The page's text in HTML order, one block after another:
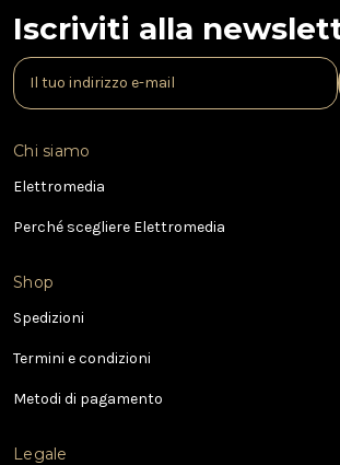
Iscriviti alla
I
n
r
i
z
e
m
i
l
Chi siamo
Elettromedia
Perché scegliere Elettromedia
Shop
Spedizioni
Termini e condizioni
Metodi di pagamento
Legale